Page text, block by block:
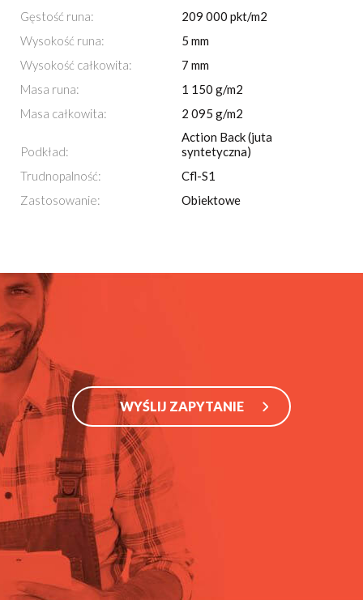
Gęstość runa:
209 000 pkt/m2
Wysokość runa:
5 mm
Wysokość całkowita:
7 mm
Masa runa:
1 150 g/m2
Masa całkowita:
2 095 g/m2
Podkład:
Action Back (juta
syntetyczna)
Trudnopalność:
Cfl-S1
Zastosowanie:
Obiektowe
WYŚLIJ ZAPYTANIE